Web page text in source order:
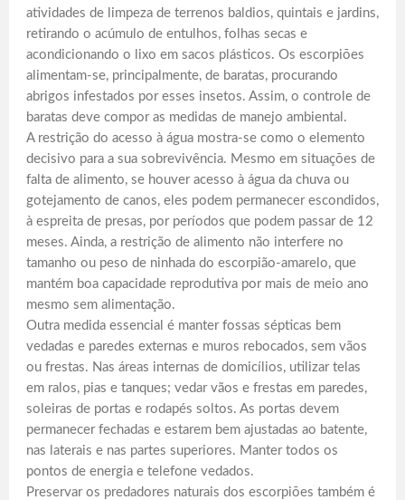
atividades de limpeza de terrenos baldios, quintais e jardins,
retirando o acúmulo de entulhos, folhas secas e
acondicionando o lixo em sacos plásticos. Os escorpiões
alimentam-se, principalmente, de baratas, procurando
abrigos infestados por esses insetos. Assim, o controle de
baratas deve compor as medidas de manejo ambiental.
A restrição do acesso à água mostra-se como o elemento
decisivo para a sua sobrevivência. Mesmo em situações de
falta de alimento, se houver acesso à água da chuva ou
gotejamento de canos, eles podem permanecer escondidos,
à espreita de presas, por períodos que podem passar de 12
meses. Ainda, a restrição de alimento não interfere no
tamanho ou peso de ninhada do escorpião-amarelo, que
mantém boa capacidade reprodutiva por mais de meio ano
mesmo sem alimentação.
Outra medida essencial é manter fossas sépticas bem
vedadas e paredes externas e muros rebocados, sem vãos
ou frestas. Nas áreas internas de domicílios, utilizar telas
em ralos, pias e tanques; vedar vãos e frestas em paredes,
soleiras de portas e rodapés soltos. As portas devem
permanecer fechadas e estarem bem ajustadas ao batente,
nas laterais e nas partes superiores. Manter todos os
pontos de energia e telefone vedados.
Preservar os predadores naturais dos escorpiões também é